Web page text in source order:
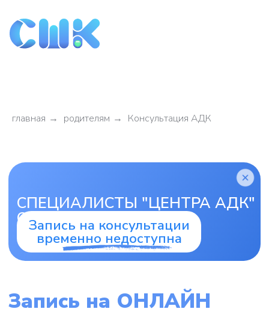
главная → родителям → Консультация АДК
Запись на консультации
Запись на ОНЛАЙН
консультацию в Центр
АДК
консультация
Запишитесь на диагностическую